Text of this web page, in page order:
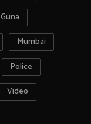
Guna
Mumbai
Police
Video